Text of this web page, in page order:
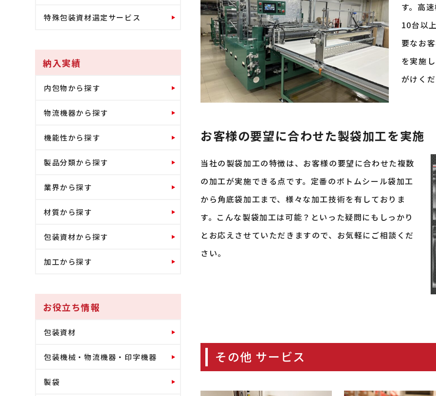
す。高
10台以
要なお
を実施
がけく
お客様の要望に合わせた製袋加工を実施
当社の製袋加工の特徴は、お客様の要望に合わせた複数
の加工が実施できる点です。定番のボトムシール袋加工
から角底袋加工まで、様々な加工技術を有しておりま
す。こんな製袋加工は可能？といった疑問にもしっかり
とお応えさせていただきますので、お気軽にご相談くだ
さい。
その他 サービス
特殊包装資材選定サービス
納入実績
内包物から探す
物流機器から探す
機能性から探す
製品分類から探す
業界から探す
材質から探す
包装資材から探す
加工から探す
お役立ち情報
包装資材
包装機械・物流機器・印字機器
製袋